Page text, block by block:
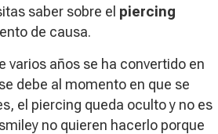
saber sobre el piercing
de causa.
varios años se ha convertido en
debe al momento en que se
el piercing queda oculto y no es
no quieren hacerlo porque